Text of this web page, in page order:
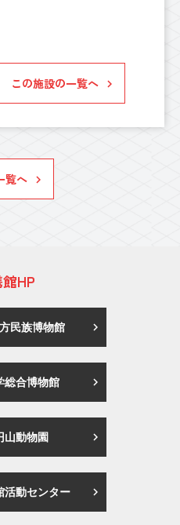
この施設の一覧へ
覧へ
HP
民族博物館
総合博物館
山動物園
活動センター